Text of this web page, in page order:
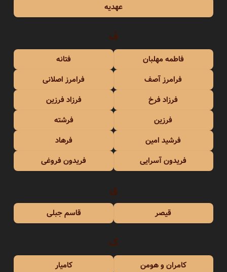
عهدیه
ف
فاطمه مهلبان
فتانه
فرامرز آصف
فرامرز اصلانی
فرزاد فرخ
فرزاد فرزین
فرزین
فرشته
فرشید امین
فرهاد
فریدون آسرایی
فریدون فروغی
ق
قیصر قاسم جبلی
ک
کامران و هومن
کامیار